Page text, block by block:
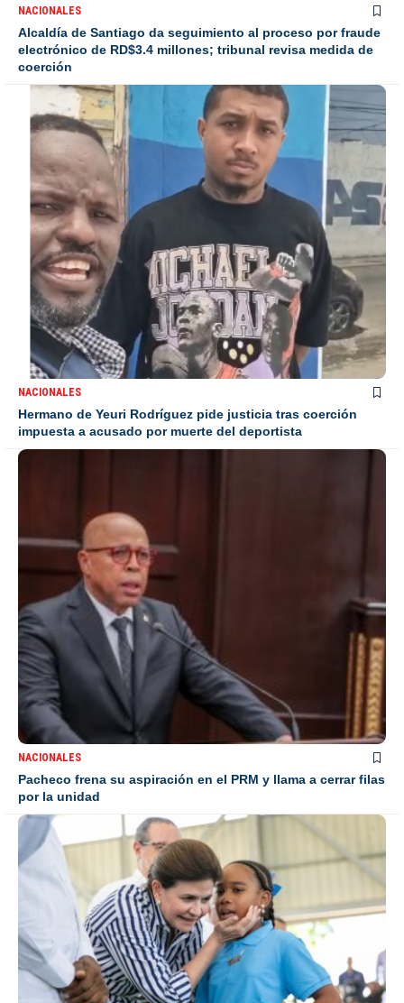
NACIONALES
Alcaldía de Santiago da seguimiento al proceso por fraude
electrónico de RD$3.4 millones; tribunal revisa medida de
coerción
NACIONALES
Hermano de Yeuri Rodríguez pide justicia tras coerción
impuesta a acusado por muerte del deportista
NACIONALES
Pacheco frena su aspiración en el PRM y llama a cerrar filas
por la unidad